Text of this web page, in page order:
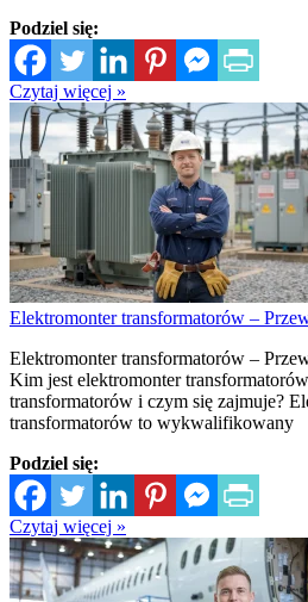
Podziel się:
Czytaj więcej »
Elektromonter transformatorów –
Elektromonter transformatorów –
Kim jest elektromonter
transformatorów i czym się zajmuje?
transformatorów to wykwalifikowany
Podziel się:
Czytaj więcej »